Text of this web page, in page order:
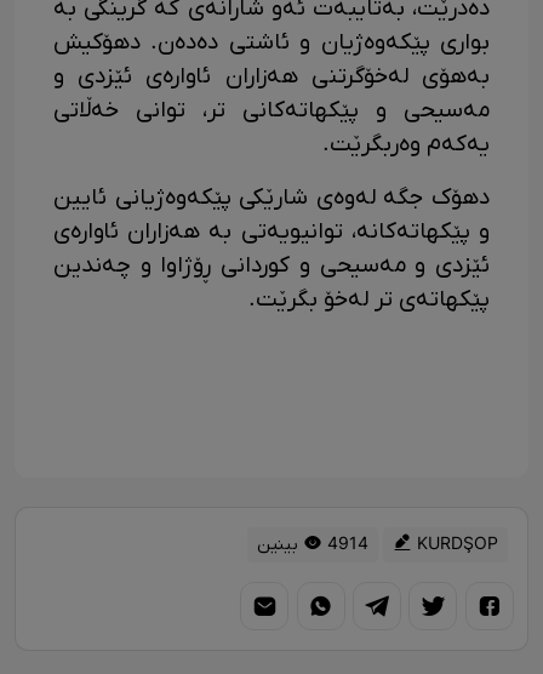
دەدرێت، بەتایبەت ئەو شارانەی کە گرینگی بە
بواری پێکەوەژیان و ئاشتی دەدەن. دهۆکیش
بەهۆی لەخۆگرتنی هەزاران ئاوارەی ئێزدی و
مەسیحی و پێکهاتەکانی تر، توانی خەڵاتی
یەکەم وەربگرێت.
دهۆک جگە لەوەی شارێکی پێکەوەژیانی ئایین
و پێکهاتەکانە، توانیویەتی بە هەزاران ئاوارەی
ئێزدی و مەسیحی و کوردانی ڕۆژاوا و چەندین
پێکهاتەی تر لەخۆ بگرێت.
KURDŞOP 4914 بینین